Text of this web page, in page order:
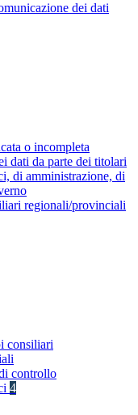
dei dati
o incompleta
dati da parte dei titolari
di amministrazione, di
regionali/provinciali
consiliari
controllo
4